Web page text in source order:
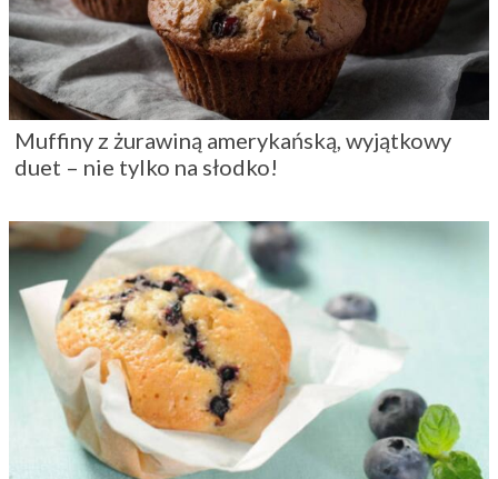
Muffiny z żurawiną amerykańską, wyjątkowy
duet – nie tylko na słodko!